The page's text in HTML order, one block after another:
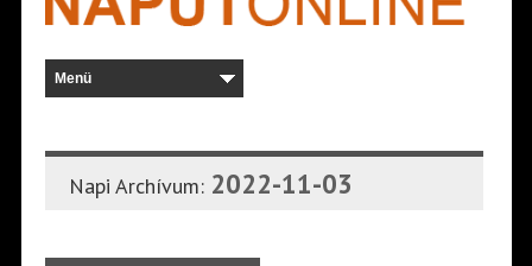
Napi Archívum: 2022-11-03